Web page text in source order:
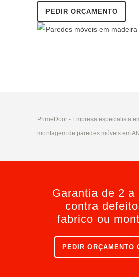
PEDIR ORÇAMENTO
PrimeDoor - Empresa especialista
montagem de paredes móveis em
Garantia de 2 a
contra
fabrico ou
PEDIR ORÇAMENTO